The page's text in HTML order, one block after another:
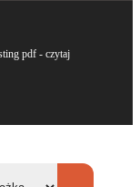
pdf - czytaj